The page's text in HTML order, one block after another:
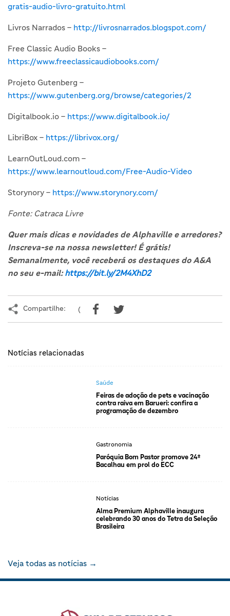
gratis-audio-livro-gratuito.html
Livros Narrados – http://livrosnarrados.blogspot.com/
Free Classic Audio Books –
https://www.freeclassicaudiobooks.com/
Projeto Gutenberg –
https://www.gutenberg.org/browse/categories/2
Digitalbook.io – https://www.digitalbook.io/
LibriBox – https://librivox.org/
LearnOutLoud.com –
https://www.learnoutloud.com/Free-Audio-Video
Storynory – https://www.storynory.com/
Fonte: Catraca Livre
Quer mais dicas e novidades de Alphaville e arredores?
Inscreva-se na nossa newsletter! É grátis!
Semanalmente, você receberá os destaques do A&A
no seu e-mail:https://bit.ly/2M4XhD2
Compartilhe: (
Notícias relacionadas
Saúde
Feiras de adoção de pets e vacinação
contra raiva em Barueri: confira a
programação de dezembro
Gastronomia
Paróquia Bom Pastor promove 24º
Bacalhau em prol do ECC
Notícias
Alma Premium Alphaville inaugura
celebrando 30 anos do Tetra da Seleção
Brasileira
Veja todas as notícias →